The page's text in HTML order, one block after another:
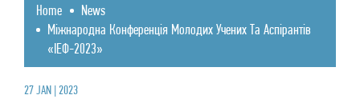
Home
News
Міжнародна Конференція Молодих Учених Та Аспірантів
«ІЕФ-2023»
27 JAN | 2023